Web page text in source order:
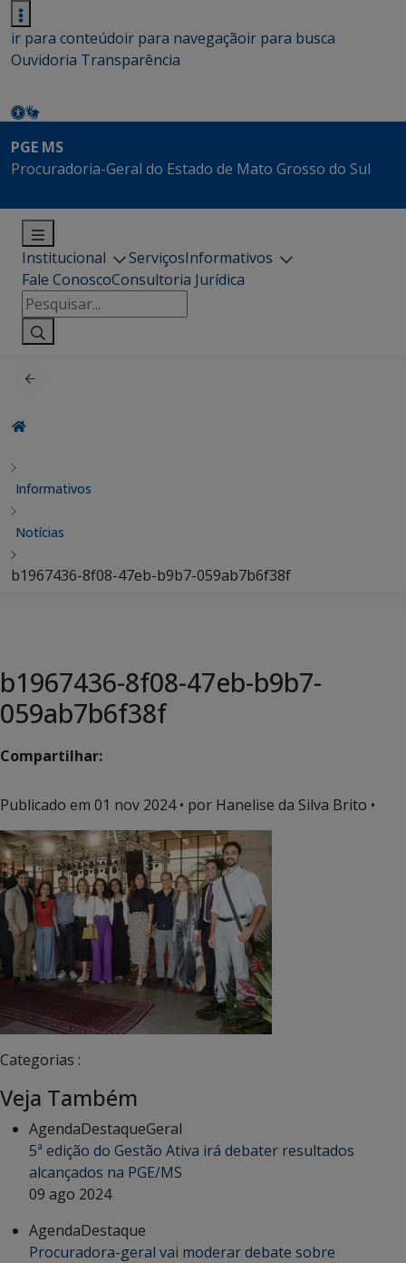
ir para conteúdoir para navegaçãoir para busca
Ouvidoria Transparência
PGE MS
Procuradoria-Geral do Estado de Mato Grosso do Sul
Institucional ServiçosInformativos
Fale ConoscoConsultoria Jurídica
Pesquisar
por:
Informativos
Notícias
b1967436-8f08-47eb-b9b7-059ab7b6f38f
b1967436-8f08-47eb-b9b7-
059ab7b6f38f
Compartilhar:
Publicado em 01 nov 2024• por Hanelise da Silva Brito •
Categorias :
Veja Também
AgendaDestaqueGeral
5ª edição do Gestão Ativa irá debater resultados
alcançados na PGE/MS
09 ago 2024
AgendaDestaque
Procuradora-geral vai moderar debate sobre